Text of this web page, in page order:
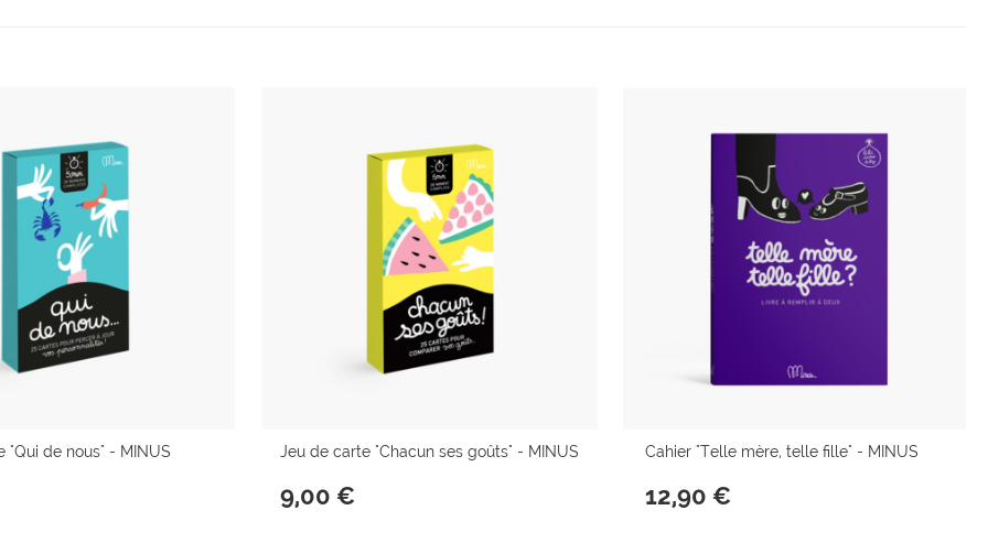
"Qui de nous" - MINUS Jeu de carte "Chacun ses goûts" - MINUS
9,00 €
Cahier "Telle mère, telle fille" - MINUS
12,90 €